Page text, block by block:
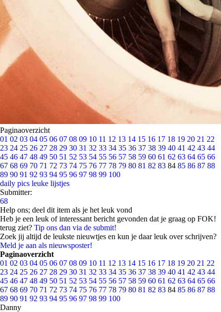
Paginaoverzicht
01 02 03 04 05 06 07 08 09 10 11 12 13 14 15 16 17 18 19 20 21 22
23 24 25 26 27 28 29 30 31 32 33 34 35 36 37 38 39 40 41 42 43 44
45 46 47 48 49 50 51 52 53 54 55 56 57 58 59 60 61 62 63 64 65 66
67 68 69 70 71 72 73 74 75 76 77 78 79 80 81 82 83 84 85 86 87 88
89 90 91 92 93 94 95 96 97 98 99 100
daily pics leuke lijstjes
Submitter:
68
Help ons; deel dit item als je het leuk vond
Heb je een leuk of interessant bericht gevonden dat je graag op FOK!
terug ziet? Tip ons dan via de submit!
Zoek jij altijd de leukste nieuwtjes en kun je daar leuk over schrijven?
Meld je aan als nieuwsposter!
Paginaoverzicht
01 02 03 04 05 06 07 08 09 10 11 12 13 14 15 16 17 18 19 20 21 22
23 24 25 26 27 28 29 30 31 32 33 34 35 36 37 38 39 40 41 42 43 44
45 46 47 48 49 50 51 52 53 54 55 56 57 58 59 60 61 62 63 64 65 66
67 68 69 70 71 72 73 74 75 76 77 78 79 80 81 82 83 84 85 86 87 88
89 90 91 92 93 94 95 96 97 98 99 100
Danny